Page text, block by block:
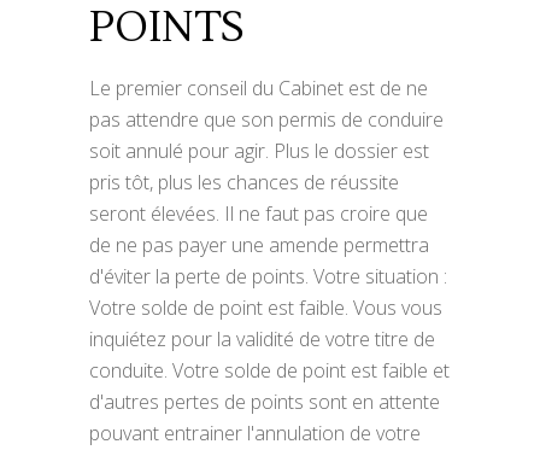
POINTS
Le premier conseil du Cabinet est de ne
pas attendre que son permis de conduire
soit annulé pour agir. Plus le dossier est
pris tôt, plus les chances de réussite
seront élevées. Il ne faut pas croire que
de ne pas payer une amende permettra
d'éviter la perte de points. Votre situation :
Votre solde de point est faible. Vous vous
inquiétez pour la validité de votre titre de
conduite. Votre solde de point est faible et
d'autres pertes de points sont en attente
pouvant entrainer l'annulation de votre